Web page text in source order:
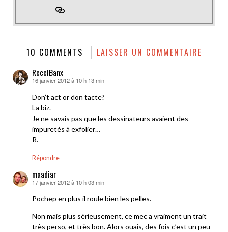
10 COMMENTS LAISSER UN COMMENTAIRE
RecelBanx
dit :
16 janvier 2012 à 10 h 13 min
Don’t act or don tacte?
La biz.
Je ne savais pas que les dessinateurs avaient des
impuretés à exfolier…
R.
Répondre
maadiar
dit :
17 janvier 2012 à 10 h 03 min
Pochep en plus il roule bien les pelles.
Non mais plus sérieusement, ce mec a vraiment un trait
très perso, et très bon. Alors ouais, des fois c’est un peu